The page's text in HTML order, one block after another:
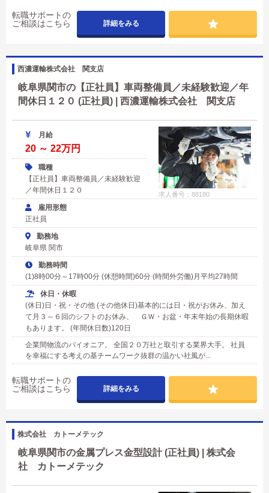
転職サポートの
ご相談はこちら
詳細をみる
西濃運輸株式会社 関支店
岐阜県関市の【正社員】車両整備員／未経験歓迎／年
間休日１２０ (正社員) | 西濃運輸株式会社 関支店
求人番号：88180
月給
20 ～ 22万円
職種
【正社員】車両整備員／未経験歓迎
／年間休日１２０
雇用形態
正社員
勤務地
岐阜県 関市
勤務時間
(1)8時00分～17時00分 (休憩時間)60分 (時間外労働)月平均27時間
休日・休暇
(休日)日・祝・その他 (その他休日)基本的には日・祝がお休み、加え
て月３～６回のシフトのお休み、 ＧＷ・お盆・年末年始の長期休暇
もあります。 (年間休日数)120日
企業間物流のパイオニア。 全国２０万社と取引する業界大手。 社員
を幸福にする考えの基チームワーク抜群の温かい社風が...
転職サポートの
ご相談はこちら
詳細をみる
株式会社 カトーメテック
岐阜県関市の金属プレス金型設計 (正社員) | 株式会
社 カトーメテック